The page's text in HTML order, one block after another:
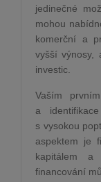
jedinečné
mohou
komerční a
vyšší výnosy,
investic.
Vaším
a
s vysokou
aspektem je
kapitálem
financování